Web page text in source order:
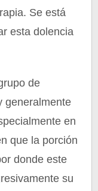
Se está
esta dolencia
de
generalmente
en
que la porción
donde este
su